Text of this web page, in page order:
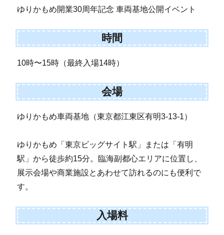
ゆりかもめ開業30周年記念 車両基地公開イベント
時間
10時〜15時（最終入場14時）
会場
ゆりかもめ車両基地（東京都江東区有明3-13-1）
ゆりかもめ「東京ビッグサイト駅」または「有明
駅」から徒歩約15分。臨海副都心エリアに位置し、
展示会場や商業施設とあわせて訪れるのにも便利で
す。
入場料